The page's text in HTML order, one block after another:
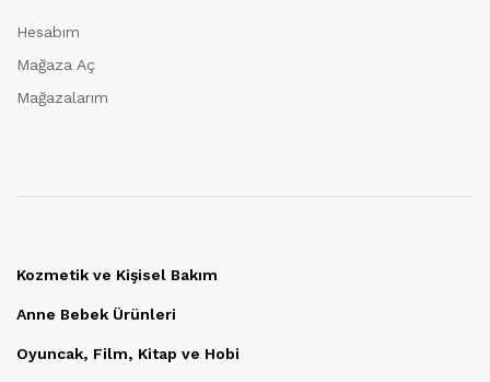
Hesabım
Mağaza Aç
Mağazalarım
Kozmetik ve Kişisel Bakım
Anne Bebek Ürünleri
Oyuncak, Film, Kitap ve Hobi